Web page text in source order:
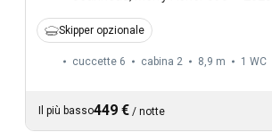
Skipper opzionale
cuccette 6 cabina 2 8,9 m 1 WC
Il più basso449 € / notte